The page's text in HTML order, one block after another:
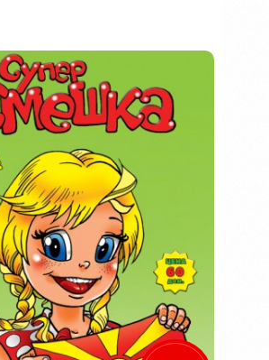
Во кошничка
Додај во желби
Додај за споредба